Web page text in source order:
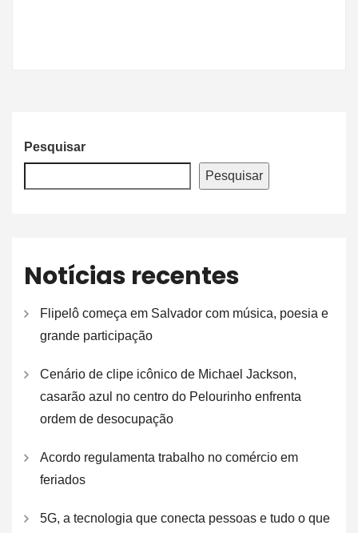
Pesquisar
Pesquisar
Notícias recentes
Flipelô começa em Salvador com música, poesia e
grande participação
Cenário de clipe icônico de Michael Jackson,
casarão azul no centro do Pelourinho enfrenta
ordem de desocupação
Acordo regulamenta trabalho no comércio em
feriados
5G, a tecnologia que conecta pessoas e tudo o que